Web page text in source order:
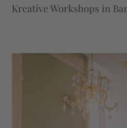
Kreative Workshops in